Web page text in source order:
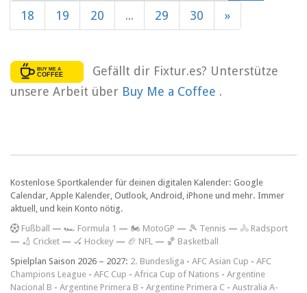
18 19 20 ... 29 30 »
Gefällt dir Fixtur.es? Unterstütze
unsere Arbeit über Buy Me a Coffee .
Kostenlose Sportkalender für deinen digitalen Kalender: Google
Calendar, Apple Kalender, Outlook, Android, iPhone und mehr. Immer
aktuell, und kein Konto nötig.
Fußball — 🏎️ Formula 1 — 🏍 MotoGP — 🎾 Tennis — 🚴 Radsport
— 🏏 Cricket — 🏑 Hockey — 🏈 NFL — 🏀 Basketball
Spielplan Saison 2026 – 2027: 2. Bundesliga - AFC Asian Cup - AFC
Champions League - AFC Cup - Africa Cup of Nations - Argentine
Nacional B - Argentine Primera B - Argentine Primera C - Australia A-